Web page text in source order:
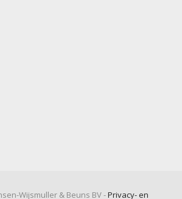
Wijsmuller & Beuns BV -Privacy- en